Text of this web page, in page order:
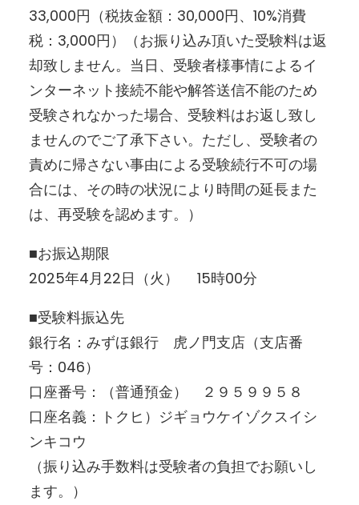
33,000円（税抜金額：30,000円、10%消費
税：3,000円）（お振り込み頂いた受験料は返
却致しません。当日、受験者様事情によるイ
ンターネット接続不能や解答送信不能のため
受験されなかった場合、受験料はお返し致し
ませんのでご了承下さい。ただし、受験者の
責めに帰さない事由による受験続行不可の場
合には、その時の状況により時間の延長また
は、再受験を認めます。）
■お振込期限
2025年4月22日（火） 15時00分
■受験料振込先
銀行名：みずほ銀行 虎ノ門支店（支店番
号：046）
口座番号：（普通預金） ２９５９９５８
口座名義：トクヒ）ジギョウケイゾクスイシ
ンキコウ
（振り込み手数料は受験者の負担でお願いし
ます。）